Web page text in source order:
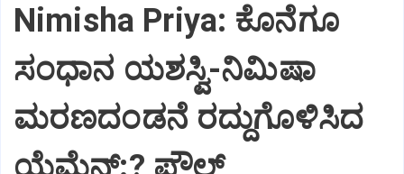
Nimisha Priya: ಕೊನೆಗೂ
ಸಂಧಾನ ಯಶಸ್ವಿ-ನಿಮಿಷಾ
ಮರಣದಂಡನೆ ರದ್ದುಗೊಳಿಸಿದ